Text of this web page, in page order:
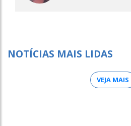
NOTÍCIAS MAIS LIDAS
VEJA MAIS